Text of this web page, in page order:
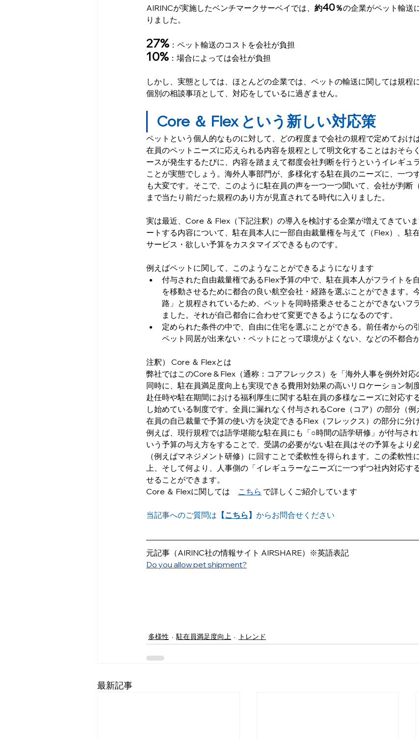
AIRINCが実施したベンチマークサーベイでは、 約40％の企業がペット輸送
りました。
27% ：ペット輸送のコストを会社が負担
10% ：場合によっては会社が負担
しかし、実態としては、ほとんどの企業では、ペットの輸送に関しては規程
個別の相談事項として、対応をしているに過ぎません。
Core ＆ Flex という新しい対応策
ペットという個人的なものに対して、どの程度まで会社の規程で定めておけ
在員のペットニーズに応えられる内容を規程として明文化することはおそら
ースが発生するたびに、内容を踏まえて都度会社判断を行うというイレギュ
ことが実態でしょう。海外人事部門が、多様化する駐在員のニーズに、一つ
も大変です。そこで、このように駐在員の声を一つ一つ聞いて、会社が判断
まで当たり前だった規程のあり方が見直されてる時代に入りました。
実は最近、Core ＆ Flex（下記注釈）の導入を検討する企業が増えてきてい
ートする内容について、駐在員本人に一部自由裁量権を与えて（Flex）、駐
サービス・欲しい予算をカスタマイズできるものです。
例えばペットに関して、このようなことができるようになります
付与された自由裁量権であるFlex予算の中で、駐在員本人がフライトを
を移動させるために都合の良い航空会社・経路を選ぶことができます。
路」と規程されているため、ペットを同時搭乗させることができないフ
ました。それが自己都合に合わせて変更できるようになるのです。
定められた条件の中で、自由に住宅を選ぶことができる。前任者からの
ペット同居が出来ない・ペットにとって環境がよくない、などの不都合が
注釈） Core ＆ Flexとは
弊社ではこのCore & Flex（通称：コアフレックス）を「海外人事を例外対応
同時に、駐在員満足度向上も実現できる費用対効果の高いリロケーション制
赴任時や駐在期間における福利厚生に関する駐在員の多様なニーズに対応す
し始めている制度です。全員に漏れなく付与されるCore（コア）の部分（
在員の自己裁量で予算の使い方を決定できるFlex（フレックス）の部分に分け
例えば、現行規程では語学堪能な駐在員にも「○時間の語学研修」が付与さ
いう予算の与え方をすることで、受講の必要がない駐在員はその予算をより
（例えばマネジメント研修）に回すことで柔軟性を得られます。この柔軟性
上、そして何より、人事側の「イレギュラーなニーズに一つずつ社内対応す
せることができます。
Core ＆ Flexに関しては こちら で詳しくご紹介しています
当記事へのご質問は 【こちら 】 からお問合せください
元記事（AIRINC社の情報サイト AIRSHARE）※英語表記
Do you allow pet shipment?
多様性 駐在員満足度向上 トレンド
最新記事